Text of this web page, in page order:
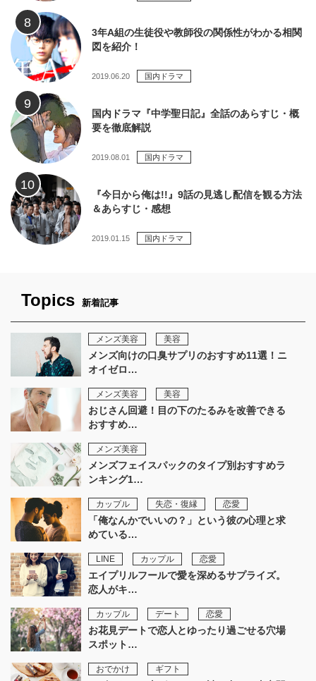
3年A組の生徒役や教師役の関係性がわかる相関
図を紹介！
2019.06.20 国内ドラマ
国内ドラマ『中学聖日記』全話のあらすじ・概
要を徹底解説
2019.08.01 国内ドラマ
『今日から俺は!!』9話の見逃し配信を観る方法
＆あらすじ・感想
2019.01.15 国内ドラマ
Topics 新着記事
メンズ美容 美容
メンズ向けの口臭サプリのおすすめ11選！ニ
オイゼロ…
メンズ美容 美容
おじさん回避！目の下のたるみを改善できる
おすすめ…
メンズ美容
メンズフェイスパックのタイプ別おすすめラ
ンキング1…
カップル 失恋・復縁 恋愛
「俺なんかでいいの？」という彼の心理と求
めている…
LINE カップル 恋愛
エイプリルフールで愛を深めるサプライズ。
恋人がキ…
カップル デート 恋愛
お花見デートで恋人とゆったり過ごせる穴場
スポット…
おでかけ ギフト